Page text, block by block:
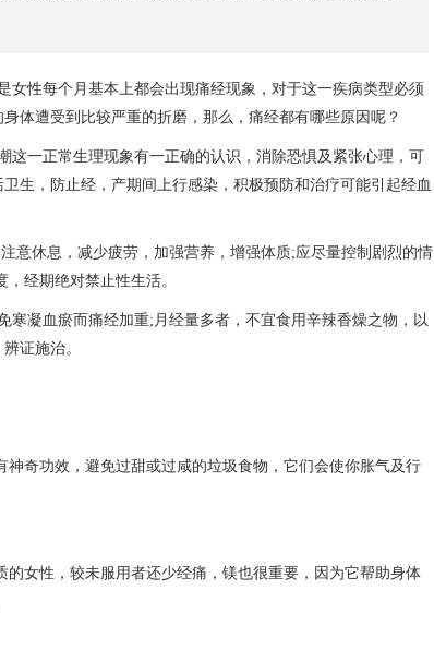
女性每个月基本上都会出现痛经现象，对于这一疾病类型必须
体遭受到比较严重的折磨，那么，痛经都有哪些原因呢？
一正常生理现象有一正确的认识，消除恐惧及紧张心理，可
生，防止经，产期间上行感染，积极预防和治疗可能引起经血
意休息，减少疲劳，加强营养，增强体质;应尽量控制剧烈的情
经期绝对禁止性生活。
凝血瘀而痛经加重;月经量多者，不宜食用辛辣香燥之物，以
证施治。
奇功效，避免过甜或过咸的垃圾食物，它们会使你胀气及行
女性，较未服用者还少经痛，镁也很重要，因为它帮助身体